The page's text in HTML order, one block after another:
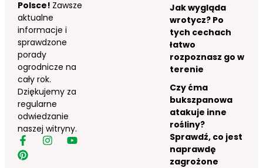
Polsce! Zawsze
aktualne
informacje i
sprawdzone
porady
ogrodnicze na
cały rok.
Dziękujemy za
regularne
odwiedzanie
naszej witryny.
Jak wygląda
wrotycz? Po
tych cechach
łatwo
rozpoznasz go w
terenie
Czy ćma
bukszpanowa
atakuje inne
rośliny?
Sprawdź, co jest
naprawdę
zagrożone